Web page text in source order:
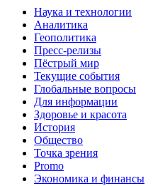
Наука и технологии
Аналитика
Геополитика
Пресс-релизы
Пёстрый мир
Текущие события
Глобальные вопросы
Для информации
Здоровье и красота
История
Общество
Точка зрения
Promo
Экономика и финансы